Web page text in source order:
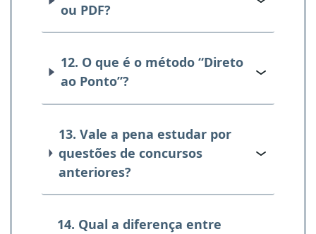
ou PDF?
12. O que é o método “Direto
ao Ponto”?
13. Vale a pena estudar por
questões de concursos
anteriores?
14. Qual a diferença entre